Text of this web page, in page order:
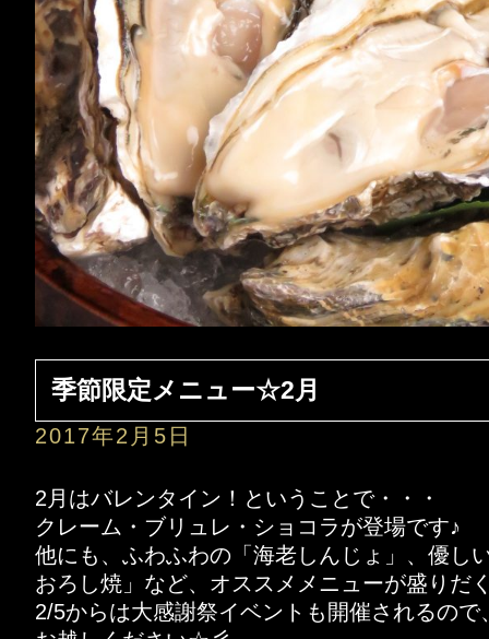
季節限定メニュー☆2月
2017年2月5日
2月はバレンタイン！ということで・・・
クレーム・ブリュレ・ショコラが登場です♪
他にも、ふわふわの「海老しんじょ」、優し
おろし焼」など、オススメメニューが盛りだ
2/5からは大感謝祭イベントも開催されるので